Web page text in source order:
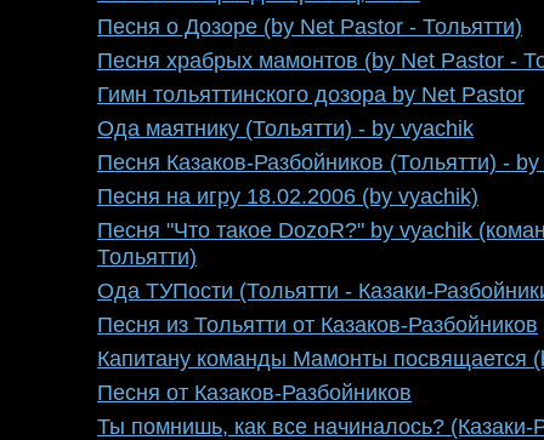
Песня о Дозоре (by Net Pastor - Тольятти)
Песня храбрых мамонтов (by Net Pastor -
Гимн тольяттинского дозора by Net Pastor
Ода маятнику (Тольятти) - by vyachik
Песня Казаков-Разбойников (Тольятти) -
Песня на игру 18.02.2006 (by vyachik)
Песня "Что такое DozoR?" by vyachik
Тольятти)
Ода ТУПости (Тольятти - Казаки-
Песня из Тольятти от Казаков-Разбойников
Капитану команды Мамонты посвящается
Песня от Казаков-Разбойников
Ты помнишь, как все начиналось? (Казаки-